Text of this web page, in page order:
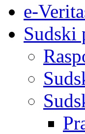
e-
Sudski